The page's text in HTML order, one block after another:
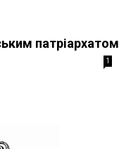
патріархатом
1